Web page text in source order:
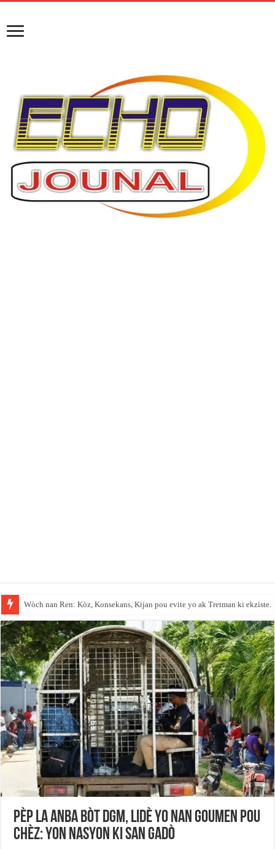
Wòch nan Ren: Kòz, Konsekans, Kijan pou evite yo ak Tretman ki ekziste.
Pèp la anba bòt DGM, lidè yo nan goumen pou
chèz: Yon nasyon ki san gadò